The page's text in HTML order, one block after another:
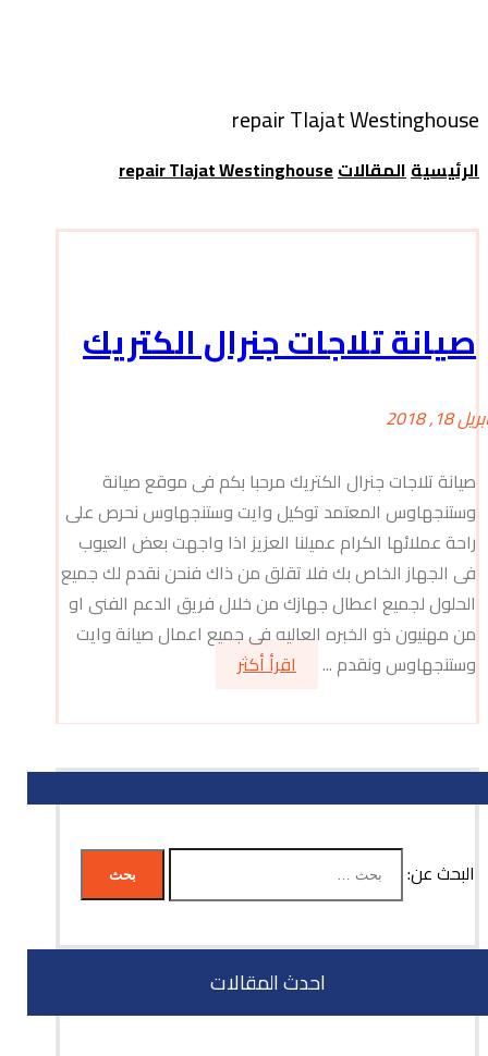
repair Tlajat Westinghouse
الرئيسيةالمقالاتrepair Tlajat Westinghouse
صيانة تلاجات جنرال الكتريك
أبريل 18, 2018
صيانة تلاجات جنرال الكتريك مرحبا بكم فى موقع صيانة
وستنجهاوس المعتمد توكيل وايت وستنجهاوس نحرص على
راحة عملائها الكرام عميلنا العزيز اذا واجهت بعض العيوب
فى الجهاز الخاص بك فلا تقلق من ذاك فنحن نقدم لك جميع
الحلول لجميع اعطال جهازك من خلال فريق الدعم الفنى او
من مهنيون ذو الخبره العاليه فى جميع اعمال صيانة وايت
وستنجهاوس ونقدم ...
اقرأ أكثر
البحث عن:
احدث المقالات